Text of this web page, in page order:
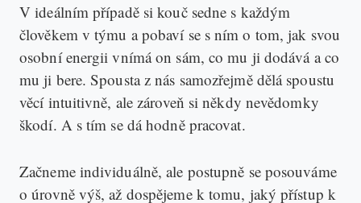
V ideálním případě si kouč sedne s každým
člověkem v týmu a pobaví se s ním o tom, jak svou
osobní energii vnímá on sám, co mu ji dodává a co
mu ji bere. Spousta z nás samozřejmě dělá spoustu
věcí intuitivně, ale zároveň si někdy nevědomky
škodí. A s tím se dá hodně pracovat.
Začneme individuálně, ale postupně se posouváme
o úrovně výš, až dospějeme k tomu, jaký přístup k